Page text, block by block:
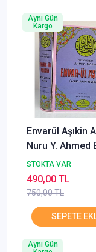
Envarül Aşıkin
Nuru Y. Ahmed
Osmanlıca
Esma Yayın 2.EL
STOKTA VAR
750,00 TL
490,00 TL
Aynı Gün
Kargo
Aynı Gün